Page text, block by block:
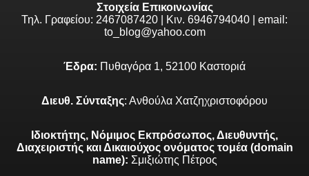
Στοιχεία Επικοινωνίας
Τηλ. Γραφείου: 2467087420 | Κιν. 6946794040 | email:
to_blog@yahoo.com
Έδρα: Πυθαγόρα 1, 52100 Καστοριά
Διευθ. Σύνταξης: Ανθούλα Χατζηχριστοφόρου
Ιδιοκτήτης, Νόμιμος Εκπρόσωπος, Διευθυντής,
Διαχειριστής και Δικαιούχος ονόματος τομέα (domain
name): Σμιξιώτης Πέτρος